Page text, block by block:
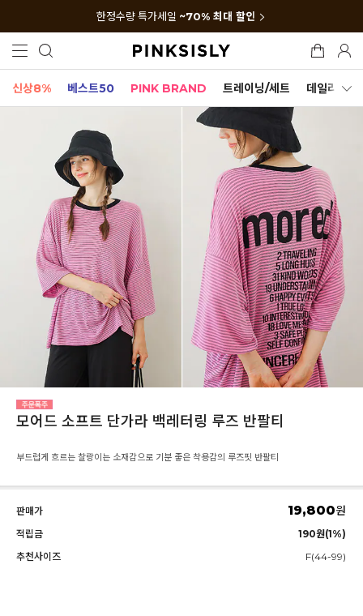
한정수량 특가세일 ~70% 최대 할인
신상8% 베스트50 PINK BRAND 트레이닝/세트 데일리세트
모어드 소프트 단가라 백레터링 루즈 반팔티
부드럽게 흐르는 찰랑이는 소재감으로 기분 좋은 착용감의 루즈핏 반팔티
판매가 19,800원
적립금
190원(1%)
추천사이즈
F(44-99)